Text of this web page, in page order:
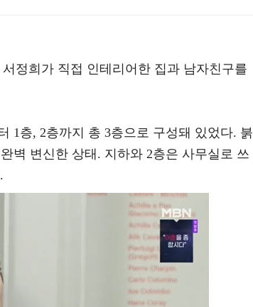
정희가 직접 인테리어한 집과 남자친구를
1층, 2층까지 총 3층으로 구성돼 있었다. 붉
벽 변신한 상태. 지하와 2층은 사무실로 쓰